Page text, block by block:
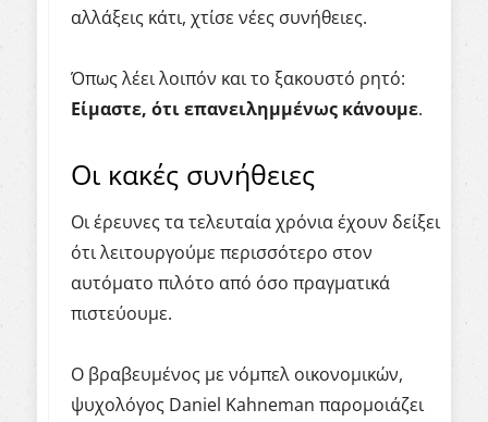
αλλάξεις κάτι, χτίσε νέες συνήθειες.
Όπως λέει λοιπόν και το ξακουστό ρητό:
Είμαστε, ότιεπανειλημμένως κάνουμε.
Οι κακές συνήθειες
Οι έρευνες τα τελευταία χρόνια έχουν δείξει
ότι λειτουργούμε περισσότερο στον
αυτόματο πιλότο από όσο πραγματικά
πιστεύουμε.
Ο βραβευμένος με νόμπελ οικονομικών,
ψυχολόγος Daniel Kahneman παρομοιάζει